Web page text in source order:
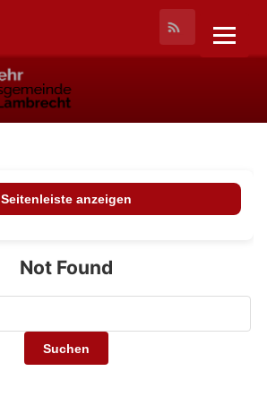
Not Found
Seitenleiste anzeigen